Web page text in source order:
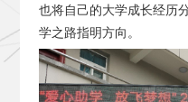
也将自己的大学成长经历
学之路指明方向。